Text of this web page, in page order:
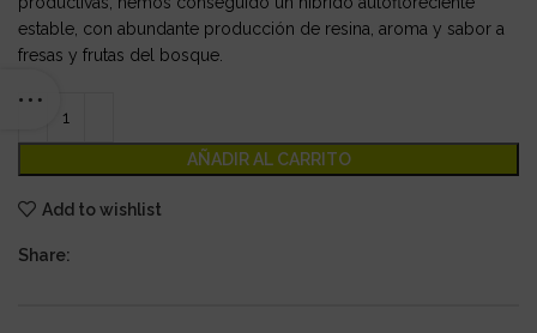
estable, con abundante producción de resina, aroma y sabor a
fresas y frutas del bosque.
AÑADIR AL CARRITO
Add to wishlist
Share: